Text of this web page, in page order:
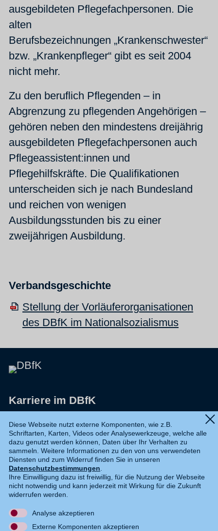
ausgebildeten Pflegefachpersonen. Die
alten
Berufsbezeichnungen „Krankenschwester“
bzw. „Krankenpfleger“ gibt es seit 2004
nicht mehr.
Zu den beruflich Pflegenden – in
Abgrenzung zu pflegenden Angehörigen –
gehören neben den mindestens dreijährig
ausgebildeten Pflegefachpersonen auch
Pflegeassistent:innen und
Pflegehilfskräfte. Die Qualifikationen
unterscheiden sich je nach Bundesland
und reichen von wenigen
Ausbildungsstunden bis zu einer
zweijährigen Ausbildung.
Verbandsgeschichte
Stellung der Vorläuferorganisationen
des DBfK im Nationalsozialismus
Karriere im DBfK
Datenschutz
Shop
Widerruf
Kontakt
DE EN
Diese Webseite nutzt externe Komponenten, wie z.B.
Schriftarten, Karten, Videos oder Analysewerkzeuge, welche alle
dazu genutzt werden können, Daten über Ihr Verhalten zu
sammeln. Weitere Informationen zu den von uns verwendeten
Diensten und zum Widerruf finden Sie in unseren
Datenschutzbestimmungen.
Ihre Einwilligung dazu ist freiwillig, für die Nutzung der Webseite
nicht notwendig und kann jederzeit mit Wirkung für die Zukunft
widerrufen werden.
Analyse akzeptieren
Externe Komponenten akzeptieren